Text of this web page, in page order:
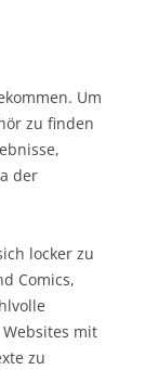
Um
zu finden
der
locker zu
Comics,
mit
zu